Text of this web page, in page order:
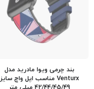
بند چرمی ویوا مادرید مدل
Venturx مناسب اپل واچ سایز